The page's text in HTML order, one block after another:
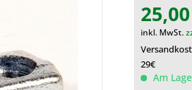
inkl. MwSt.
29€
Am